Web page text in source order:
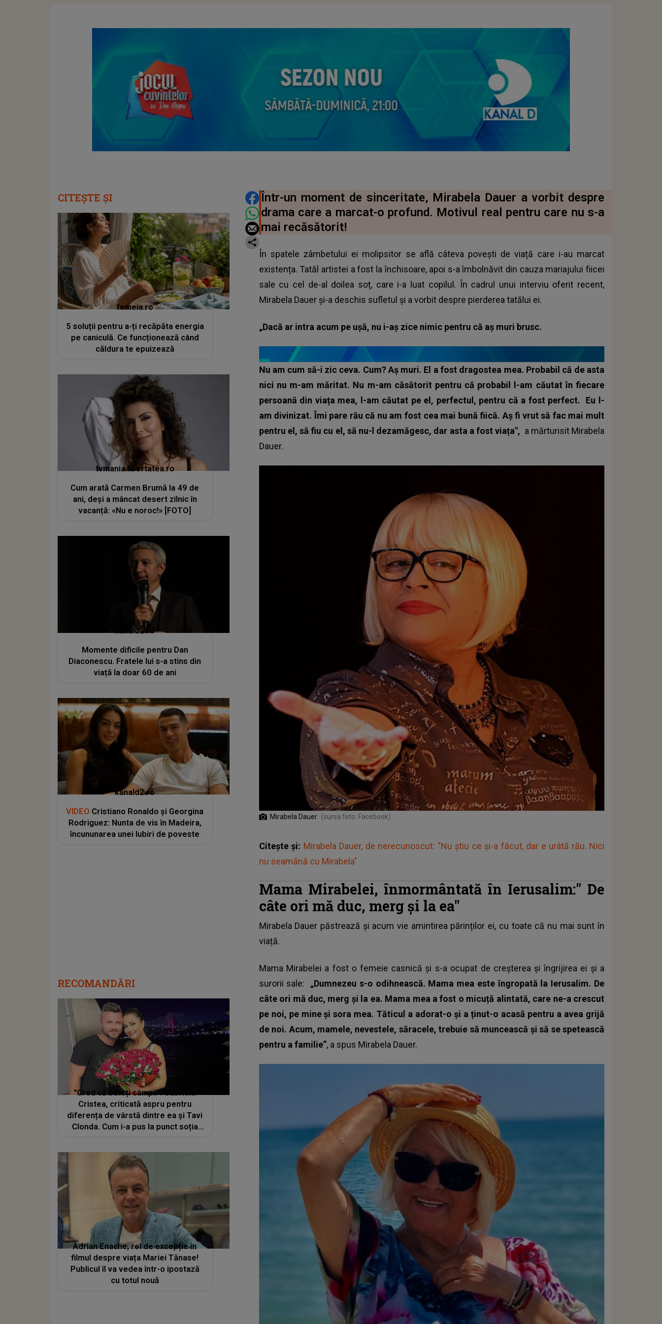
DISTRIBUIE ARTICOLUL
Într-un moment de sinceritate, Mirabela Dauer a vorbit despre
drama care a marcat-o profund. Motivul real pentru care nu s-a
mai recăsătorit!
În spatele zâmbetului ei molipsitor se află câteva povești de viață care i-au marcat
existența. Tatăl artistei a fost la închisoare, apoi s-a îmbolnăvit din cauza mariajului fiicei
sale cu cel de-al doilea soț, care i-a luat copilul. În cadrul unui interviu oferit recent,
Mirabela Dauer și-a deschis sufletul și a vorbit despre pierderea tatălui ei.
„Dacă ar intra acum pe ușă, nu i-aș zice nimic pentru că aș muri brusc.
Nu am cum să-i zic ceva. Cum? Aș muri. El a fost dragostea mea. Probabil că de asta
nici nu m-am măritat. Nu m-am căsătorit pentru că probabil l-am căutat în fiecare
persoană din viața mea, l-am căutat pe el, perfectul, pentru că a fost perfect. Eu l-
am divinizat. Îmi pare rău că nu am fost cea mai bună fiică. Aș fi vrut să fac mai mult
pentru el, să fiu cu el, să nu-l dezamăgesc, dar asta a fost viața", a mărturisit Mirabela
Dauer.
Mirabela Dauer (sursa foto: Facebook)
Citește și: Mirabela Dauer, de nerecunoscut: "Nu știu ce și-a făcut, dar e urâtă rău. Nici
nu seamănă cu Mirabela"
Mama Mirabelei, înmormântată în Ierusalim:" De
câte ori mă duc, merg și la ea"
Mirabela Dauer păstrează și acum vie amintirea părinților ei, cu toate că nu mai sunt în
viață.
Mama Mirabelei a fost o femeie casnică și s-a ocupat de creșterea și îngrijirea ei și a
surorii sale:
„Dumnezeu s-o odihnească. Mama mea este îngropată la Ierusalim. De
câte ori mă duc, merg și la ea. Mama mea a fost o micuță alintată, care ne-a crescut
pe noi, pe mine și sora mea. Tăticul a adorat-o și a ținut-o acasă pentru a avea grijă
de noi. Acum, mamele, nevestele, săracele, trebuie să muncească și să se spetească
pentru a familie”, a spus Mirabela Dauer.
CITEȘTE ȘI
femeia.ro
5 soluții pentru a-ți recăpăta energia
pe caniculă. Ce funcționează când
căldura te epuizează
tvmania.libertatea.ro
Cum arată Carmen Brumă la 49 de
ani, deși a mâncat desert zilnic în
vacanță: «Nu e noroc!» [FOTO]
kanald2.ro
Momente dificile pentru Dan
Diaconescu. Fratele lui s-a stins din
viață la doar 60 de ani
kanald2.ro
VIDEO Cristiano Ronaldo și Georgina
Rodriguez: Nunta de vis în Madeira,
încununarea unei Iubiri de poveste
RECOMANDĂRI
"Cred că bateți câmpii". Gabriela
Cristea, criticată aspru pentru
diferența de vârstă dintre ea și Tavi
Clonda. Cum i-a pus la punct soția
Adrian Enache, rol de excepție în
filmul despre viața Mariei Tănase!
Publicul îl va vedea într-o ipostază
cu totul nouă